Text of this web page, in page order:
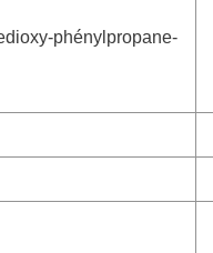
phénylpropane-